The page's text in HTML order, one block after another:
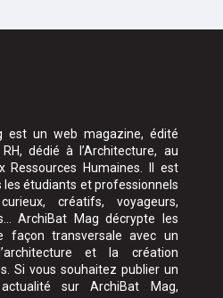
est un web magazine, édité
dédié à l’Architecture, au
Ressources Humaines. Il est
les étudiants et professionnels
créatifs, voyageurs,
ArchiBat Mag décrypte les
façon transversale avec un
et la création
Si vous souhaitez publier un
sur ArchiBat Mag,